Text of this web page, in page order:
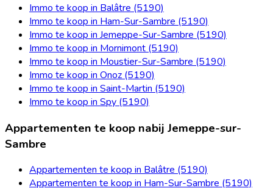
Immo te koop in Balâtre (5190)
Immo te koop in Ham-Sur-Sambre (5190)
Immo te koop in Jemeppe-Sur-Sambre (5190)
Immo te koop in Mornimont (5190)
Immo te koop in Moustier-Sur-Sambre (5190)
Immo te koop in Onoz (5190)
Immo te koop in Saint-Martin (5190)
Immo te koop in Spy (5190)
Appartementen te koop nabij Jemeppe-sur-
Sambre
Appartementen te koop in Balâtre (5190)
Appartementen te koop in Ham-Sur-Sambre (5190)